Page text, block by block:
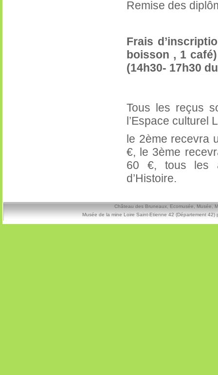
Remise des
Frais
boisson , 1
(14h30- 17h30
Tous les reçus
l’Espace culturel
le 2ème recevra
€, le 3ème
60 €, tous les
d’Histoire.
Château des Bruneaux, Ecomusée, Musée,
Musée de la mine Loire Saint-Etienne 42 (Département